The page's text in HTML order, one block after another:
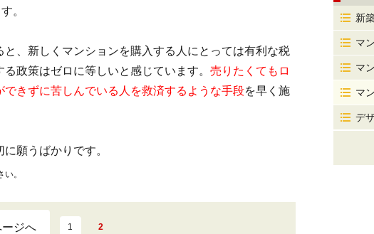
。
、新しくマンションを購入する人にとっては有利な税
政策はゼロに等しいと感じています。 売りたくてもロ
きずに苦しんでいる人を救済するような手段を早く施
願うばかりです。
。
ジへ 1 2
新
マ
マ
マ
デ